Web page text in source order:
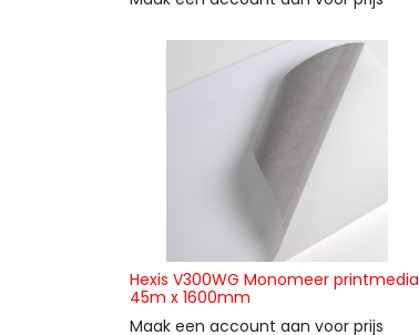
Hexis V300WG Monomeer printmedia
45m x 1600mm
Maak een account aan voor prijs